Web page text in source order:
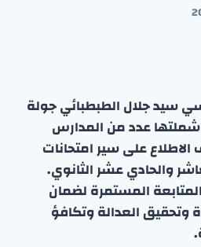
سيد جلال الطبطبائي جولة
شملتها عدد من المدارس
الاطلاع على سير امتحانات
والحادي عشر الثانوي.
المستمرة لضمان
وتحقيق العدالة وتكافؤ